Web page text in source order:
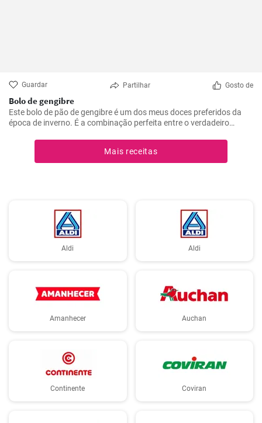
Guardar Partilhar Gosto de
Bolo de gengibre
Este bolo de pão de gengibre é um dos meus doces preferidos da
época de inverno. É a combinação perfeita entre o verdadeiro
creme de queijo cottage que o torna tão especial. Já o fiz várias
vezes e foi sempre um grande sucesso. Os ingredientes são fáceis
de obter e a preparação não é complicada.
Mais receitas
Aldi Aldi
Amanhecer Auchan
Continente Coviran